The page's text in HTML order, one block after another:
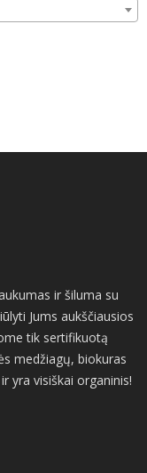
ir šiluma su
Jums aukščiausios
tik sertifikuotą
medžiagų, biokuras
yra visiškai organinis!